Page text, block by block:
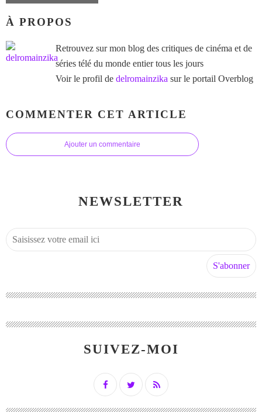
À PROPOS
Retrouvez sur mon blog des critiques de cinéma et de
séries télé du monde entier tous les jours
Voir le profil de delromainzika sur le portail Overblog
COMMENTER CET ARTICLE
Ajouter un commentaire
NEWSLETTER
SUIVEZ-MOI